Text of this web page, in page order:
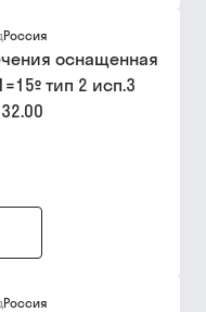
Россия
оснащенная
тип 2 исп.3
Россия